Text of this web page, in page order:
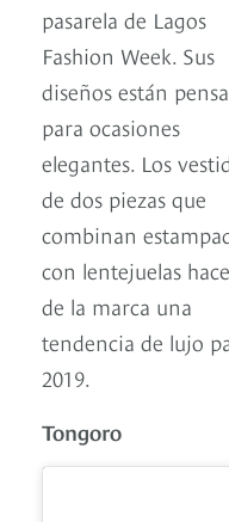
pasarela de Lagos
Fashion Week. Sus
diseños están
para ocasiones
elegantes. Los
de dos piezas que
combinan
con lentejuelas
de la marca una
tendencia de lujo
2019.
Tongoro